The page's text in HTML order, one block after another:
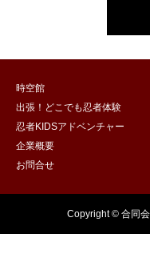
時空館
出張！どこでも忍者体験
忍者KIDSアドベンチャー
企業概要
お問合せ
Copyright © 合同